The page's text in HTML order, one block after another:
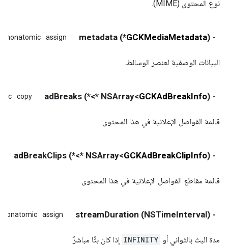
نوع المحتوى (MIME).
- (
GCKMediaMetadata
*) metadata
nonatomic assign
البيانات الوصفية لعنصر الوسائط.
- (NSArray<
GCKAdBreakInfo
*>*) adBreaks
copy
قائمة الفواصل الإعلانية في هذا المحتوى
- (NSArray<
GCKAdBreakClipInfo
*>*) adBreakClips
قائمة مقاطع الفواصل الإعلانية في هذا المحتوى
- (NSTimeInterval) streamDuration
nonatomic assign
مدة البث بالثواني أو INFINITY إذا كان بثًا مباشرًا